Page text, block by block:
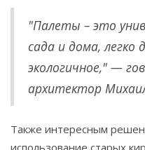
"Палеты – это
сада и дома, легко
экологичное," —
архитектор
Также интересным